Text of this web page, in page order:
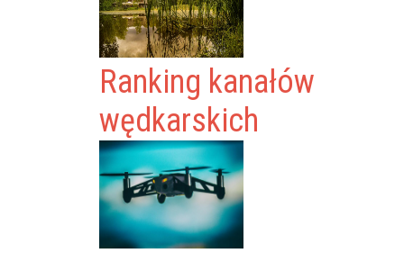
Ranking kanałów
wędkarskich